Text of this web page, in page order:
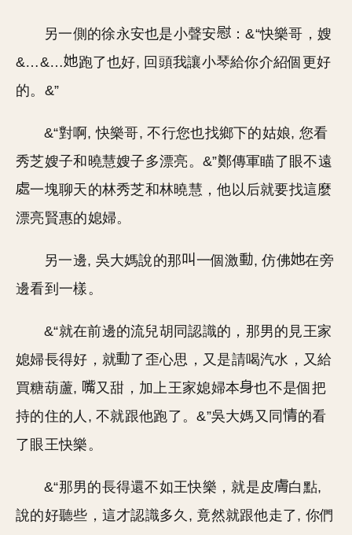
另一側的徐永安也是小聲安
：&“快樂哥，嫂
&…&…
跑了也好, 回頭我讓小琴給你介紹個更好
的。&”
&“對啊, 快樂哥, 不行您也找鄉下的姑娘, 您看
秀芝嫂子和曉慧嫂子多漂亮。&”鄭傳軍瞄了眼不遠
一塊聊天的林秀芝和林曉慧，他以后就要找這麼
漂亮賢惠的媳婦。
另一邊, 吳大媽說的那 一個激 , 仿佛
在旁
邊看到一樣。
&“就在前邊的流兒胡同認識的，那男的見王家
媳婦長得好，就
了歪心思，又是請喝汽水，又給
買糖葫蘆,
又甜，加上王家媳婦本
也不是個把
持的住的人, 不就跟他跑了。&”吳大媽又同
的看
了眼王快樂。
&“那男的長得還不如王快樂，就是皮
白點,
說的好聽些，這才認識多久, 竟然就跟他走了, 你們